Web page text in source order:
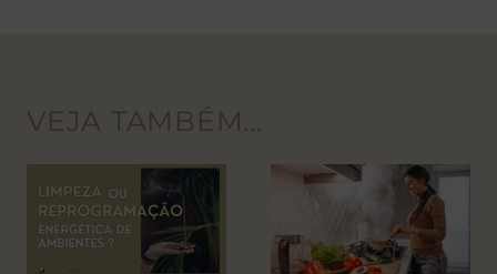
VEJA TAMBÉM...